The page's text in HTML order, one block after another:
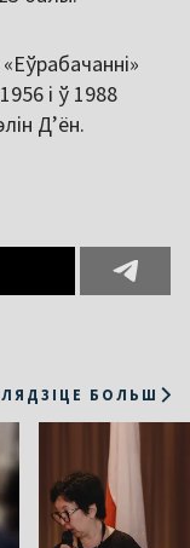
і ў 1988
Д’ён.
БОЛЬШ